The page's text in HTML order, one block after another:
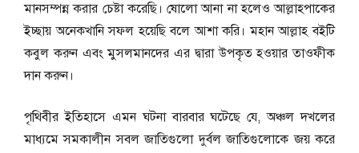
মানসম্পন্ন করার চেষ্টা করেছি। ষোলো আনা না হলেও আল্লাহপাকের
ইচ্ছায় অনেকখানি সফল হয়েছি বলে আশা করি। মহান আল্লাহ বইটি
কবুল করুন এবং মুসলমানদের এর দ্বারা উপকৃত হওয়ার তাওফীক
দান করুন।
পৃথিবীর ইতিহাসে এমন ঘটনা বারবার ঘটেছে যে, অঞ্চল দখলের
মাধ্যমে সমকালীন সবল জাতিগুলো দুর্বল জাতিগুলোকে জয় করে